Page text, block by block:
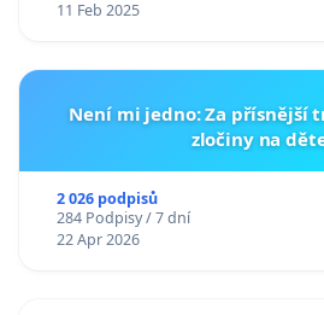
11 Feb 2025
Není mi jedno: Za přísnější
zločiny na
2 026 podpisů
284 Podpisy / 7 dní
22 Apr 2026